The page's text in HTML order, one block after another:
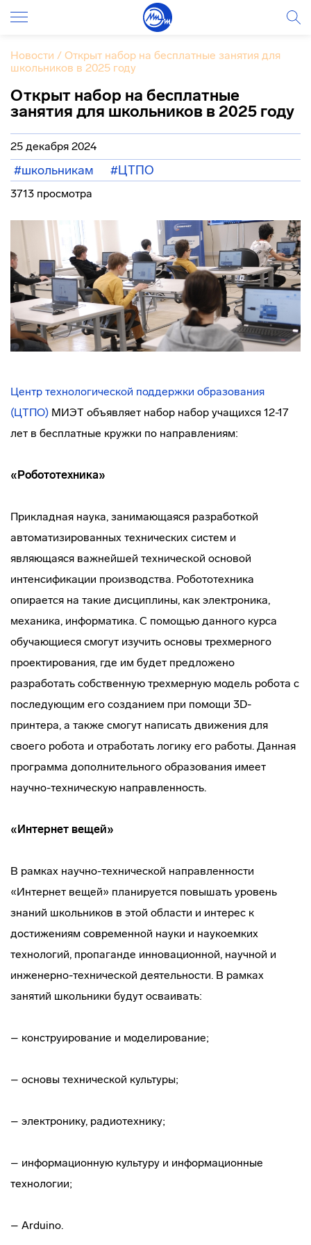
Новости / Открыт набор на бесплатные занятия для
школьников в 2025 году
Открыт набор на бесплатные
занятия для школьников в 2025 году
25 декабря 2024
#школьникам #ЦТПО
3713 просмотра
Центр технологической поддержки образования
(ЦТПО) МИЭТ объявляет набор набор учащихся 12-17
лет в бесплатные кружки по направлениям:
«Робототехника»
Прикладная наука, занимающаяся разработкой
автоматизированных технических систем и
являющаяся важнейшей технической основой
интенсификации производства. Робототехника
опирается на такие дисциплины, как электроника,
механика, информатика. С помощью данного курса
обучающиеся смогут изучить основы трехмерного
проектирования, где им будет предложено
разработать собственную трехмерную модель робота с
последующим его созданием при помощи 3D-
принтера, а также смогут написать движения для
своего робота и отработать логику его работы. Данная
программа дополнительного образования имеет
научно-техническую направленность.
«Интернет вещей»
В рамках научно-технической направленности
«Интернет вещей» планируется повышать уровень
знаний школьников в этой области и интерес к
достижениям современной науки и наукоемких
технологий, пропаганде инновационной, научной и
инженерно-технической деятельности. В рамках
занятий школьники будут осваивать:
– конструирование и моделирование;
– основы технической культуры;
– электронику, радиотехнику;
– информационную культуру и информационные
технологии;
– Arduino.